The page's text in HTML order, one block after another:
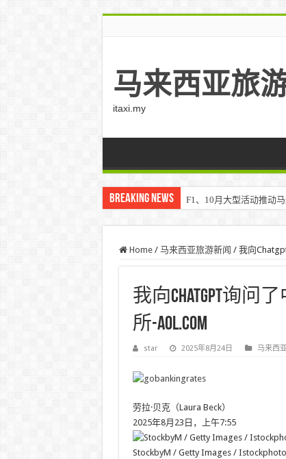
马来西亚旅
itaxi.my
Breaking News F1、10月大型活动推动
Home / 马来西亚旅游新闻 / 我向
我向Chatgpt询问
所-AOL.com
star 2025年8月24日 马来西
劳拉·贝克（Laura Beck）
2025年8月23日，上午7:55
StockbyM / Getty Images / Istockphoto